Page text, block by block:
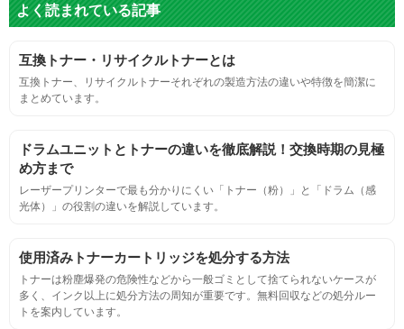
グレースケール
目視検査にて数値測定
連続印刷時の安定した印刷枚数測定
定着度
摩擦試験機で濃度値を測定
適合性
よく読まれている記事
互換トナー・リサイクルトナーとは
互換トナー、リサイクルトナーそれぞれの製造方法の違いや特徴を簡潔に
まとめています。
ドラムユニットとトナーの違いを徹底解説！交換時期の見極
め方まで
レーザープリンターで最も分かりにくい「トナー（粉）」と「ドラム（感
光体）」の役割の違いを解説しています。
使用済みトナーカートリッジを処分する方法
トナーは粉塵爆発の危険性などから一般ゴミとして捨てられないケースが
多く、インク以上に処分方法の周知が重要です。無料回収などの処分ルー
トを案内しています。